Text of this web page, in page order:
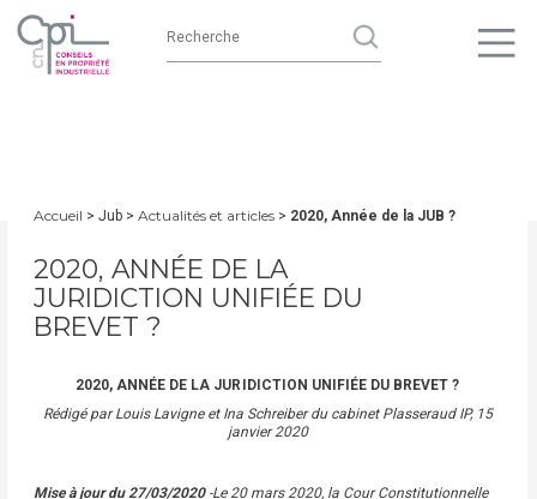
Accueil > Jub > Actualités et articles> 2020, Année de la JUB ?
2020, ANNÉE DE LA
JURIDICTION UNIFIÉE DU
BREVET ?
2020, ANNÉE DE LA JURIDICTION UNIFIÉE DU BREVET ?
Rédigé par Louis Lavigne et Ina Schreiber du cabinet Plasseraud IP, 15
janvier 2020
Mise à jour du 27/03/2020-Le 20 mars 2020, la Cour Constitutionnelle